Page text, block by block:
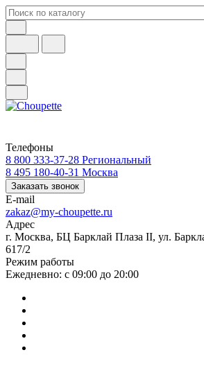
Телефоны
8 800 333-37-28 Региональный
8 495 180-40-31 Москва
Заказать звонок
E-mail
zakaz@my-choupette.ru
Адрес
г. Москва, БЦ Барклай Плаза II, ул.
617/2
Режим работы
Ежедневно: с 09:00 до 20:00